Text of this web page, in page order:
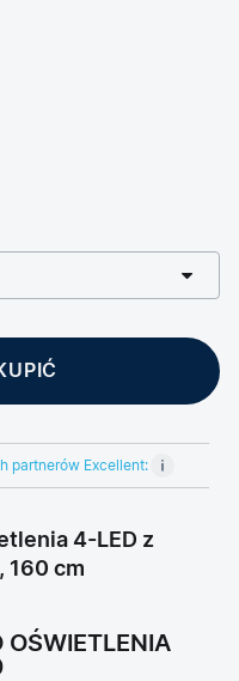
partnerów Excellent:
4-LED z
160 cm
OŚWIETLENIA